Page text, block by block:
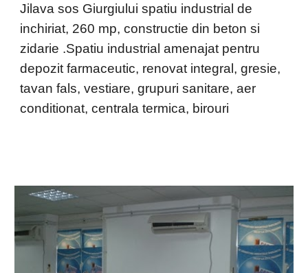
Jilava sos Giurgiului spatiu industrial de
inchiriat, 260 mp, constructie din beton si
zidarie .Spatiu industrial amenajat pentru
depozit farmaceutic, renovat integral, gresie,
tavan fals, vestiare, grupuri sanitare, aer
conditionat, centrala termica, birouri